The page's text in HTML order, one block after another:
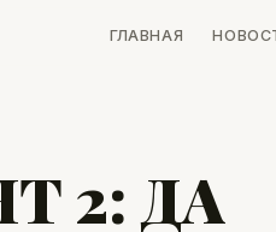
ГЛАВНАЯ
2: ДА